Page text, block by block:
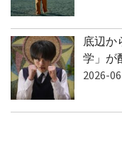
底辺か
学」が
2026-